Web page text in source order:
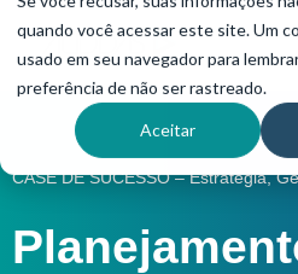
quando você acessar este site. Um
usado em seu navegador para
preferência de não ser rastreado.
Aceitar
CASE DE SUCESSO – Estratégia,